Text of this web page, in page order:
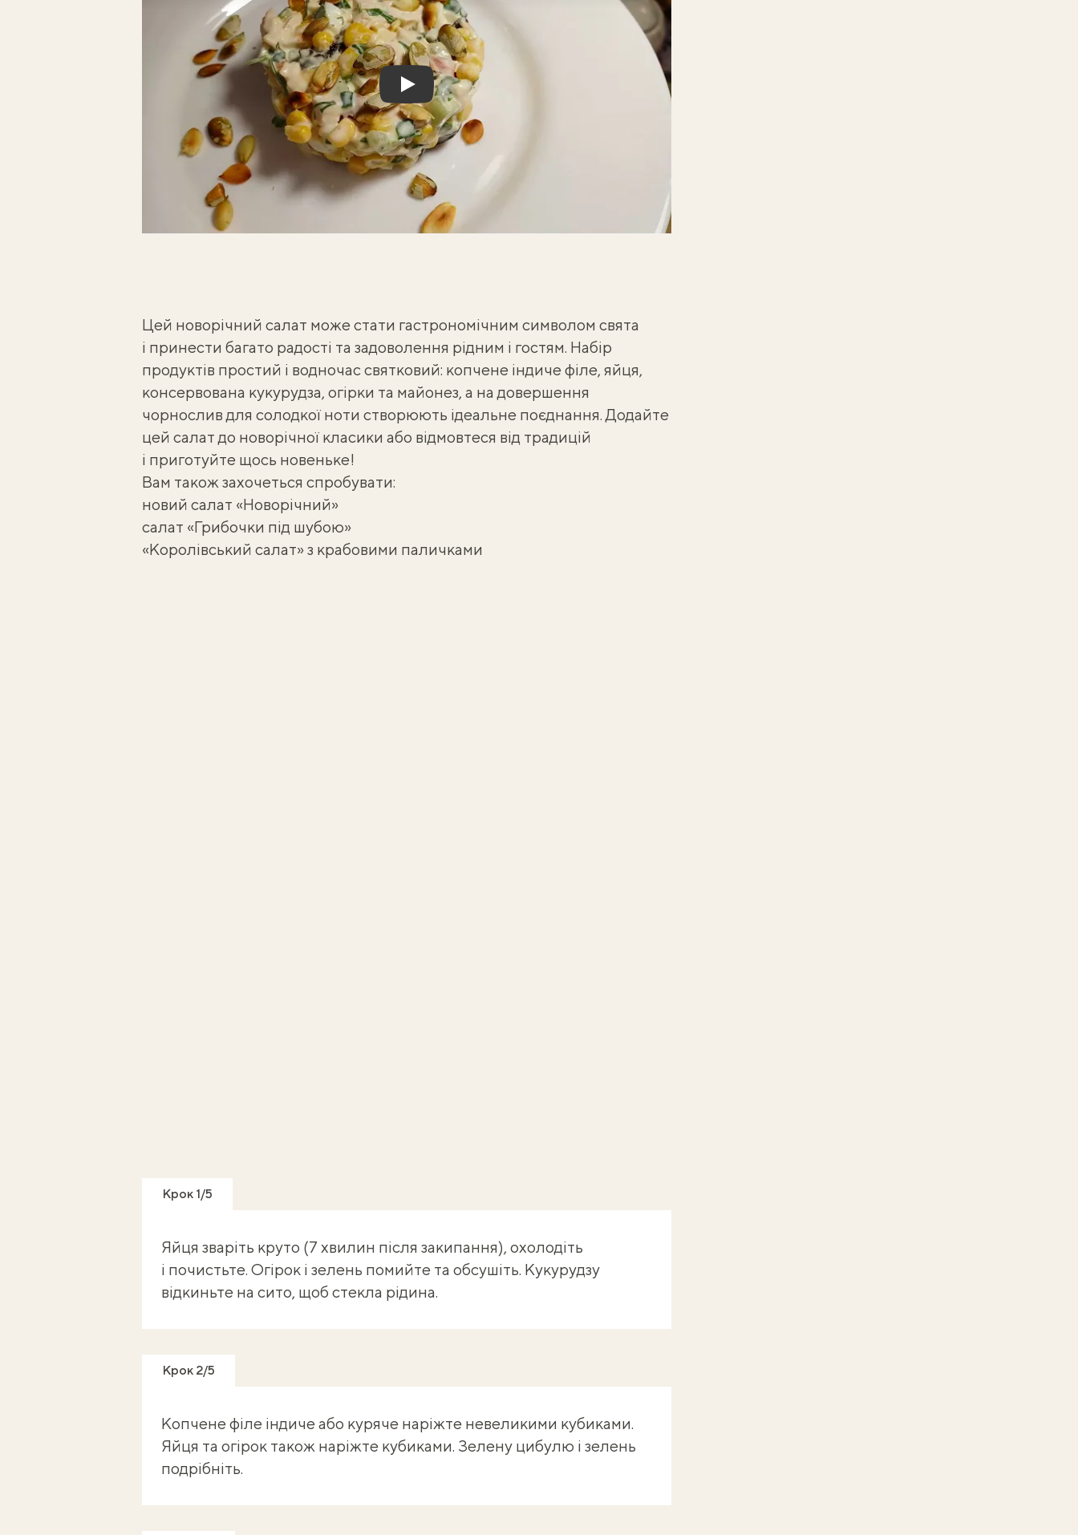
Play
Цей новорічний салат може стати гастрономічним символом свята
і принести багато радості та задоволення рідним і гостям. Набір
продуктів простий і водночас святковий: копчене індиче філе, яйця,
консервована кукурудза, огірки та майонез, а на довершення
чорнослив для солодкої ноти створюють ідеальне поєднання. Додайте
цей салат до новорічної класики або відмовтеся від традицій
і приготуйте щось новеньке!
Вам також захочеться спробувати:
новий салат «Новорічний»
салат «Грибочки під шубою»
«Королівський салат» з крабовими паличками
Крок 1/5
Яйця зваріть круто (7 хвилин після закипання), охолодіть
і почистьте. Огірок і зелень помийте та обсушіть. Кукурудзу
відкиньте на сито, щоб стекла рідина.
Крок 2/5
Копчене філе індиче або куряче наріжте невеликими кубиками.
Яйця та огірок також наріжте кубиками. Зелену цибулю і зелень
подрібніть.